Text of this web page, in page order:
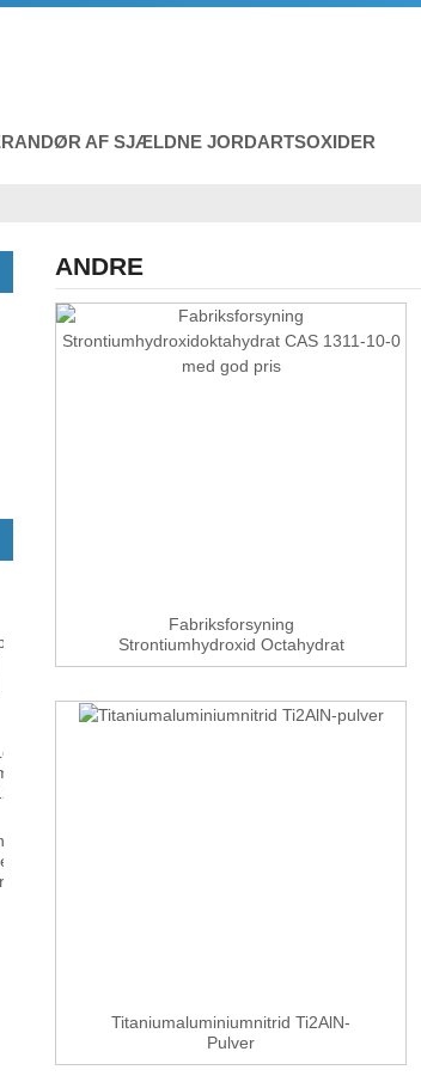
AF SJÆLDNE JORDARTSOXIDER
02...
af
ANDRE
Fabriksforsyning
Strontiumhydroxid Octahydrat
...
Titaniumaluminiumnitrid Ti2AlN-
Pulver